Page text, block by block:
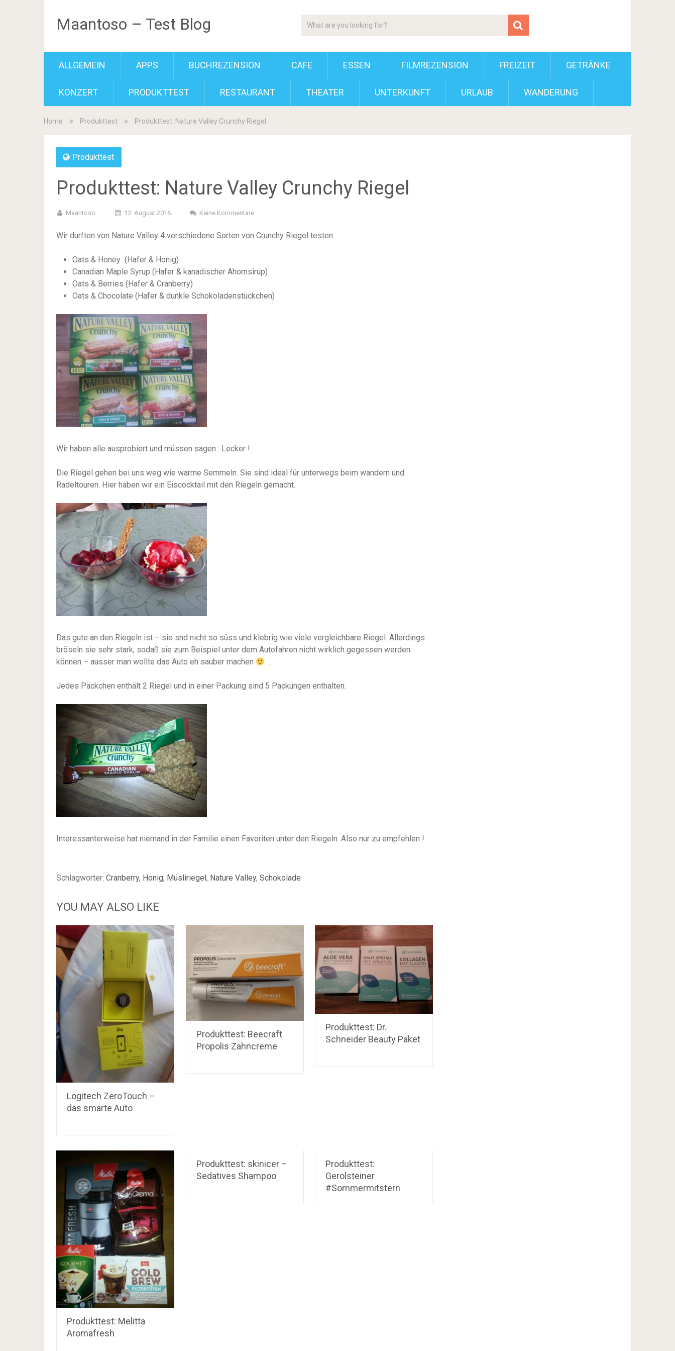
Maantoso – Test Blog
ALLGEMEIN APPS BUCHREZENSION CAFE ESSEN FILMREZENSION FREIZEIT GETRÄNKE
KONZERT PRODUKTTEST RESTAURANT THEATER UNTERKUNFT URLAUB WANDERUNG
Home Produkttest Produkttest: Nature Valley Crunchy Riegel
Produkttest
Produkttest: Nature Valley Crunchy Riegel
Maantoso 13. August 2016 Keine Kommentare
Wir durften von Nature Valley 4 verschiedene Sorten von Crunchy Riegel testen:
Oats & Honey (Hafer & Honig)
Canadian Maple Syrup (Hafer & kanadischer Ahornsirup)
Oats & Berries (Hafer & Cranberry)
Oats & Chocolate (Hafer & dunkle Schokoladenstückchen)
Wir haben alle ausprobiert und müssen sagen : Lecker !
Die Riegel gehen bei uns weg wie warme Semmeln. Sie sind ideal für unterwegs beim wandern und
Radeltouren. Hier haben wir ein Eiscocktail mit den Riegeln gemacht.
Das gute an den Riegeln ist – sie snd nicht so süss und klebrig wie viele vergleichbare Riegel. Allerdings
bröseln sie sehr stark, sodaß sie zum Beispiel unter dem Autofahren nicht wirklich gegessen werden
können – ausser man wollte das Auto eh sauber machen
.
Jedes Päckchen enthält 2 Riegel und in einer Packung sind 5 Packungen enthalten.
Interessanterweise hat niemand in der Familie einen Favoriten unter den Riegeln. Also nur zu empfehlen !
Schlagwörter: Cranberry, Honig, Müsliriegel, Nature Valley, Schokolade
YOU MAY ALSO LIKE
Logitech ZeroTouch –
das smarte Auto
Produkttest: Beecraft
Propolis Zahncreme
Produkttest: Dr.
Schneider Beauty Paket
Produkttest: Melitta
Aromafresh
Produkttest: skinicer –
Sedatives Shampoo
Produkttest:
Gerolsteiner
#Sommermitstern